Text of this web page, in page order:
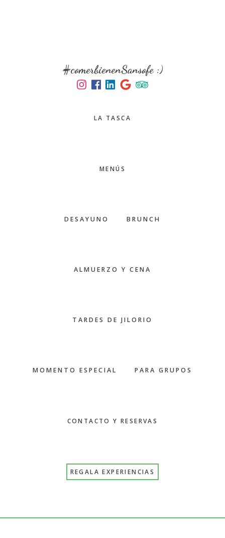
#comerbienenSansofe :)
LA TASCA
MENÚS
DESAYUNO BRUNCH
ALMUERZO Y CENA
TARDES DE JILORIO
MOMENTO ESPECIAL PARA GRUPOS
CONTACTO Y RESERVAS
REGALA EXPERIENCIAS